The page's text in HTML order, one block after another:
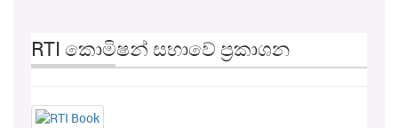
RTI කොමිෂන් සභාවේ ප්‍රකාශන